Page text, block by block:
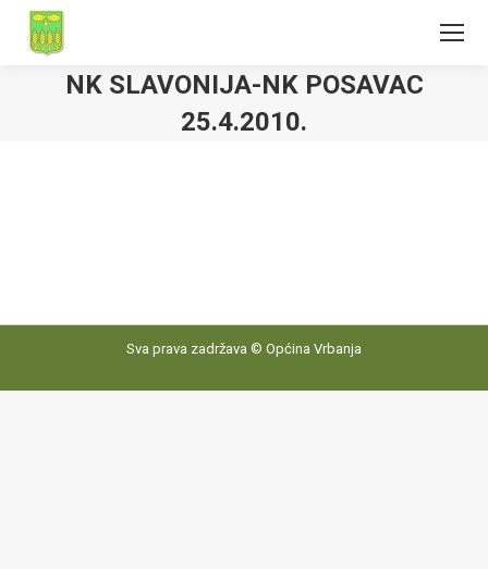
NK SLAVONIJA-NK POSAVAC
25.4.2010.
Sva prava zadržava © Općina Vrbanja